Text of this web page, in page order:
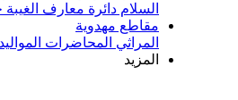
السلام دائرة معارف الغيبة
مقاطع مهدوية
المراثي المحاضرات المواليد
المزيد